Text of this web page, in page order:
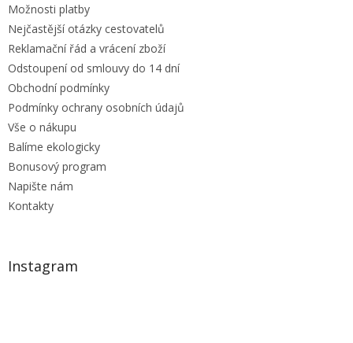
Možnosti platby
Nejčastější otázky cestovatelů
Reklamační řád a vrácení zboží
Odstoupení od smlouvy do 14 dní
Obchodní podmínky
Podmínky ochrany osobních údajů
Vše o nákupu
Balíme ekologicky
Bonusový program
Napište nám
Kontakty
Instagram